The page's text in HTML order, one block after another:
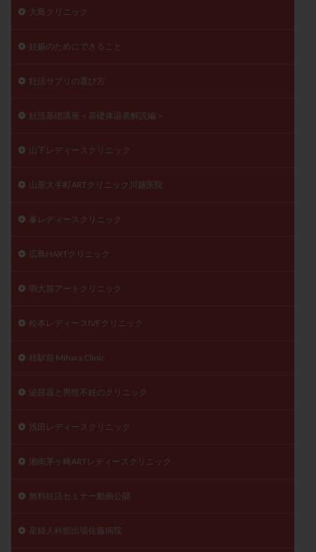
大島クリニック
妊娠のためにできること
妊活サプリの選び方
妊活基礎講座＜基礎体温表解説編＞
山下レディースクリニック
山形大手町ARTクリニック川越医院
峯レディースクリニック
広島HARTクリニック
明大前アートクリニック
松本レディースIVFクリニック
桂駅前 Mihara Clinic
泌尿器と男性不妊のクリニック
浅田レディースクリニック
湘南茅ヶ崎ARTレディースクリニック
無料妊活セミナー動画公開
産婦人科舘出張佐藤病院